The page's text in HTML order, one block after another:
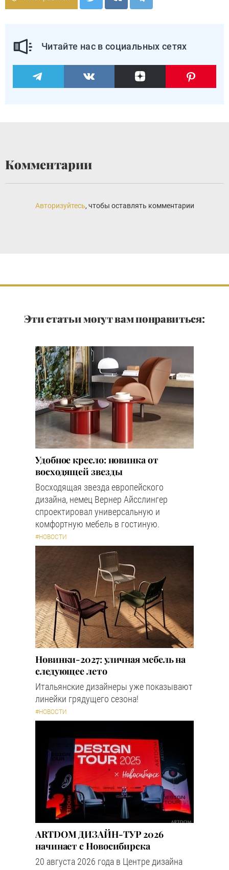
Читайте нас в социальных сетях
Комментарии
Авторизуйтесь, чтобы оставлять комментарии
Эти статьи могут вам понравиться:
Удобное кресло: новинка от
восходящей звезды
Восходящая звезда европейского
дизайна, немец Вернер Айсслингер
спроектировал универсальную и
комфортную мебель в гостиную.
#НОВОСТИ
Новинки-2027: уличная мебель на
следующее лето
Итальянские дизайнеры уже показывают
линейки грядущего сезона!
#НОВОСТИ
ARTDOM ДИЗАЙН-ТУР 2026
начинает с Новосибирска
20 августа 2026 года в Центре дизайна